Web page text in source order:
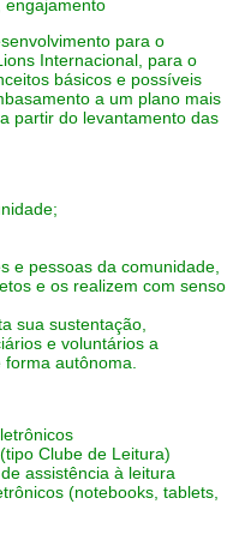
engajamento
para o
Internacional, para o
básicos e possíveis
a um plano mais
partir do levantamento das
e pessoas da comunidade,
e os realizem com senso
sua sustentação,
e voluntários a
autônoma.
Clube de Leitura)
assistência à leitura
(notebooks, tablets,